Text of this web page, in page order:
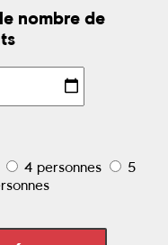
nombre de
4 personnes
5